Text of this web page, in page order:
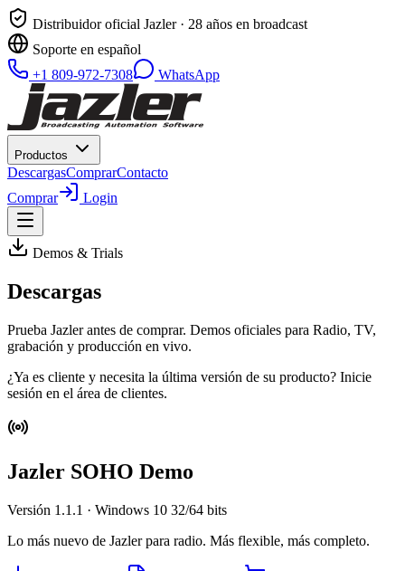
Distribuidor oficial Jazler · 28 años en broadcast
Soporte en español
+1 809-972-7308
WhatsApp
Productos
DescargasComprarContacto
Comprar
Login
Demos & Trials
Descargas
Prueba Jazler antes de comprar. Demos oficiales para Radio, TV,
grabación y producción en vivo.
¿Ya es cliente y necesita la última versión de su producto? Inicie
sesión en el área de clientes.
Jazler SOHO Demo
Versión 1.1.1 · Windows 10 32/64 bits
Lo más nuevo de Jazler para radio. Más flexible, más completo.